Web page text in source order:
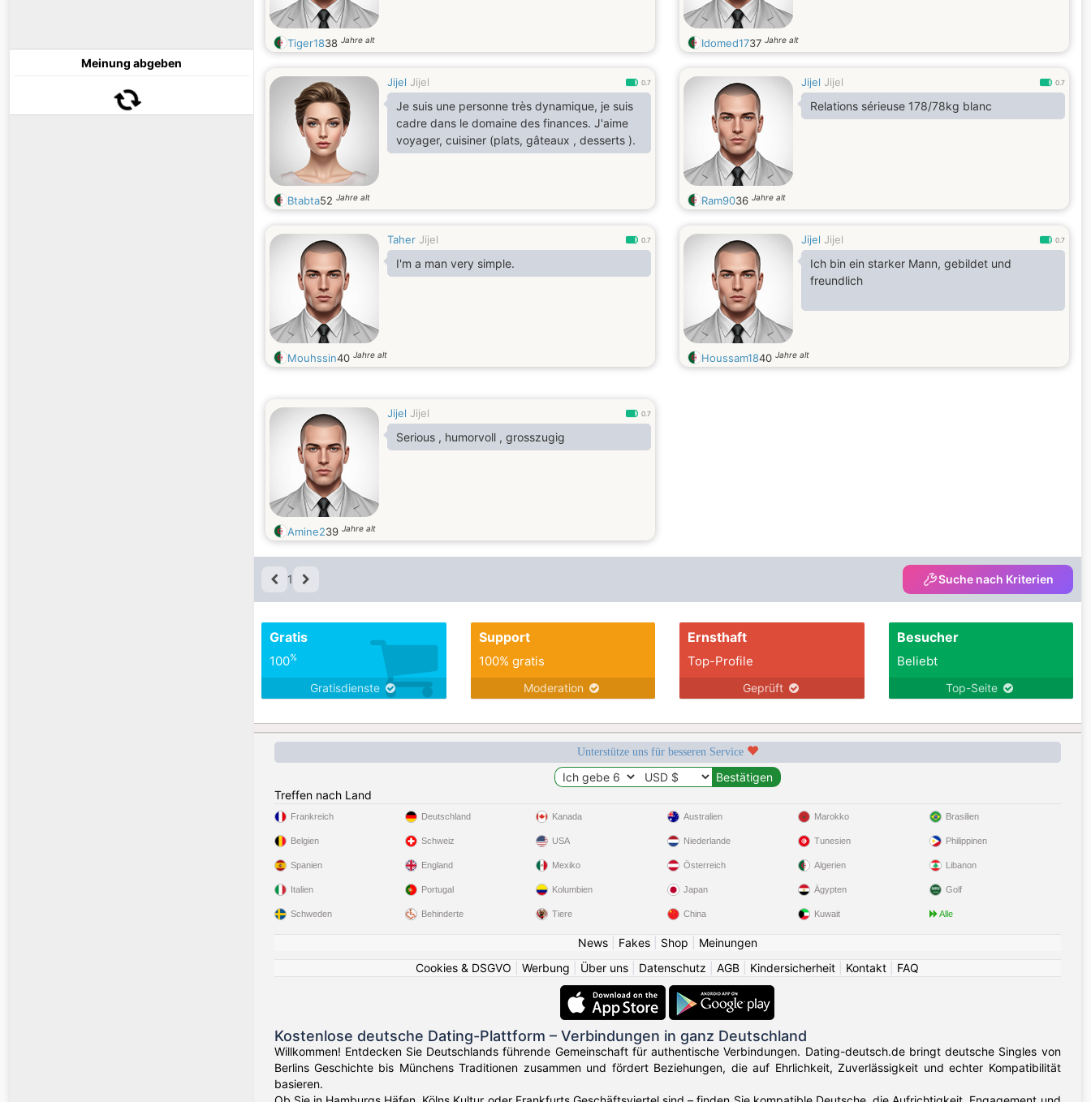
Meinung abgeben
Tiger1838 Jahre alt Idomed1737 Jahre alt
Jijel Jijel 0.7
Je suis une personne très dynamique, je suis
cadre dans le domaine des finances. J'aime
voyager, cuisiner (plats, gâteaux , desserts ).
Btabta52 Jahre alt
Jijel Jijel 0.7
Relations sérieuse 178/78kg blanc
Ram9036 Jahre alt
Taher Jijel 0.7
I'm a man very simple.
Mouhssin40 Jahre alt
Jijel Jijel 0.7
Ich bin ein starker Mann, gebildet und
freundlich
Houssam1840 Jahre alt
Jijel Jijel 0.7
Serious , humorvoll , grosszugig
Amine239 Jahre alt
1 Suche nach Kriterien
Gratis
100%
Gratisdienste
Support
100% gratis
Moderation
Ernsthaft
Top-Profile
Geprüft
Besucher
Beliebt
Top-Seite
Unterstütze uns für besseren Service
Treffen nach Land
Frankreich
Belgien
Spanien
Italien
Schweden
Deutschland
Schweiz
England
Portugal
Behinderte
Kanada
USA
Mexiko
Kolumbien
Tiere
Australien
Niederlande
Österreich
Japan
China
Marokko
Tunesien
Algerien
Ägypten
Kuwait
Brasilien
Philippinen
Libanon
Golf
Alle
News| Fakes| Shop
Meinungen
Cookies & DSGVO
Werbung Über uns Datenschutz AGB Kindersicherheit Kontakt FAQ
Kostenlose deutsche Dating-Plattform – Verbindungen in ganz Deutschland
Willkommen! Entdecken Sie Deutschlands führende Gemeinschaft für authentische Verbindungen. Dating-deutsch.de bringt deutsche Singles von
Berlins Geschichte bis Münchens Traditionen zusammen und fördert Beziehungen, die auf Ehrlichkeit, Zuverlässigkeit und echter Kompatibilität
basieren.